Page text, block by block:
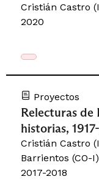
Cristián Castro
2020
Proyectos
Relecturas de
historias,
Cristián Castro
Barrientos (CO-I)
2017-2018